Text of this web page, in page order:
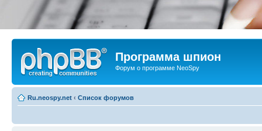
Программа шпион
Форум о программе NeoSpy
Ru.neospy.net ‹ Список форумов